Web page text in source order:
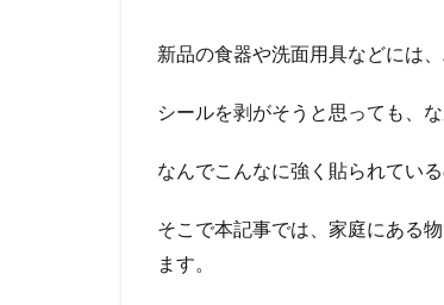
新品の食器や洗面用具などには
シールを剥がそうと思っても、
なんでこんなに強く貼られてい
そこで本記事では、家庭にある
ます。